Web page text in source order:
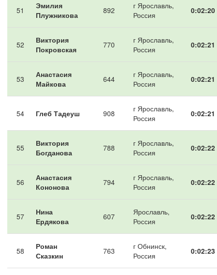
51
Эмилия
Плужникова
892
г Ярославль,
Россия
0:02:20
52
Виктория
Покровская
770
г Ярославль,
Россия
0:02:21
53
Анастасия
Майкова
644
г Ярославль,
Россия
0:02:21
54 Глеб Тадеуш 908
г Ярославль,
Россия
0:02:21
55
Виктория
Богданова
788
г Ярославль,
Россия
0:02:22
56
Анастасия
Кононова
794
г Ярославль,
Россия
0:02:22
57
Нина
Ердякова
607
Ярославль,
Россия
0:02:22
58
Роман
Сказкин
763
г Обнинск,
Россия
0:02:23